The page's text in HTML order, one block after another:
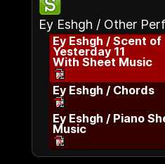
Ey Eshgh / Other
Ey Eshgh / Scent of
Yesterday 11
With Sheet Music
Ey Eshgh / Chords
Ey Eshgh / Piano
Music